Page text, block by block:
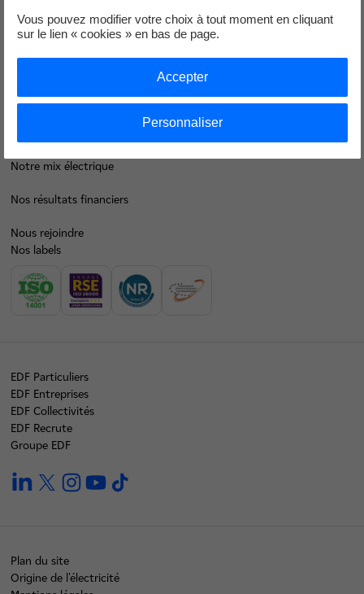
Faire des économies d’énergie
Nos offres d’énergie entreprises
Notre mix électrique
Nos résultats financiers
Nous rejoindre
Nos labels
EDF Particuliers
EDF Entreprises
EDF Collectivités
EDF Recrute
Groupe EDF
linkedintwitterinstagramyoutube
Plan du site
Origine de l'électricité
Vous pouvez modifier votre choix à tout moment en cliquant
sur le lien « cookies » en bas de page.
Personnaliser
Accepter